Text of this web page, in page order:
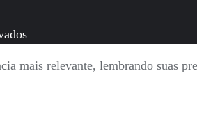
mais relevante, lembrando suas